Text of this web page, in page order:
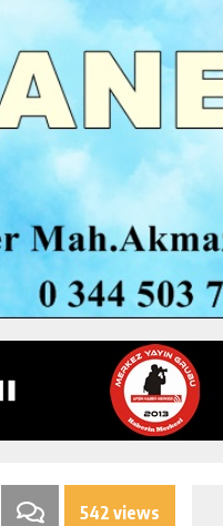
542 views